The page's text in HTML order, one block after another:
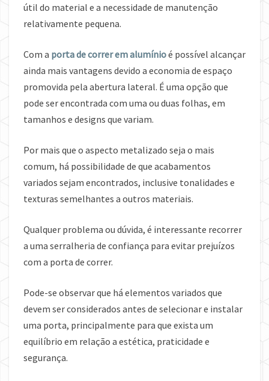
útil do material e a necessidade de manutenção
relativamente pequena.
Com a porta de correr em alumínioé possível alcançar
ainda mais vantagens devido a economia de espaço
promovida pela abertura lateral. É uma opção que
pode ser encontrada com uma ou duas folhas, em
tamanhos e designs que variam.
Por mais que o aspecto metalizado seja o mais
comum, há possibilidade de que acabamentos
variados sejam encontrados, inclusive tonalidades e
texturas semelhantes a outros materiais.
Qualquer problema ou dúvida, é interessante recorrer
a uma serralheria de confiança para evitar prejuízos
com a porta de correr.
Pode-se observar que há elementos variados que
devem ser considerados antes de selecionar e instalar
uma porta, principalmente para que exista um
equilíbrio em relação a estética, praticidade e
segurança.